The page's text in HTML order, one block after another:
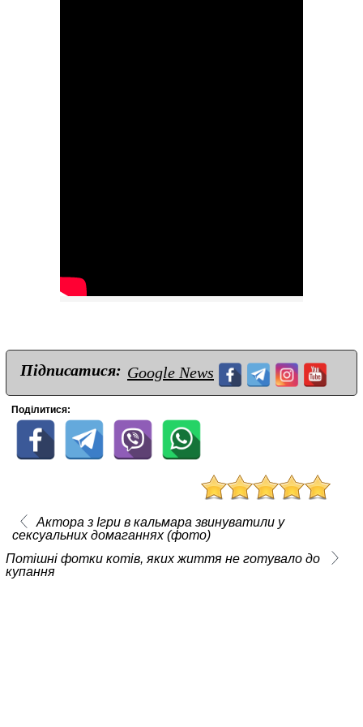
Підписатися: Google News
Поділитися:
Актора з Ігри в кальмара звинуватили у
сексуальних домаганнях (фото)
Потішні фотки котів, яких життя не готувало до
купання